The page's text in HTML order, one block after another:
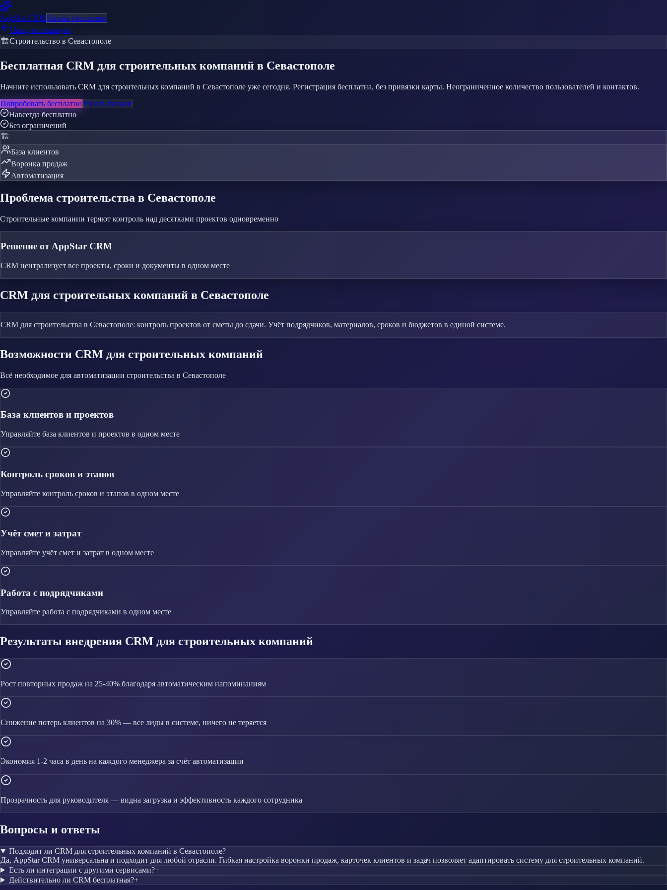
AppStarCRMНачать бесплатно
Назад на главную
🏗️Строительство в Севастополе
Бесплатная CRM для строительных компаний в Севастополе
Начните использовать CRM для строительных компаний в Севастополе уже сегодня. Регистрация бесплатна, без привязки карты. Неограниченное количество пользователей и контактов.
Попробовать бесплатноУзнать больше
Навсегда бесплатно
Без ограничений
🏗️
База клиентов
Воронка продаж
Автоматизация
Проблема строительства в Севастополе
Строительные компании теряют контроль над десятками проектов одновременно
Решение от AppStar CRM
CRM централизует все проекты, сроки и документы в одном месте
CRM для строительных компаний в Севастополе
CRM для строительства в Севастополе: контроль проектов от сметы до сдачи. Учёт подрядчиков, материалов, сроков и бюджетов в единой системе.
Возможности CRM для строительных компаний
Всё необходимое для автоматизации строительства в Севастополе
База клиентов и проектов
Управляйте база клиентов и проектов в одном месте
Контроль сроков и этапов
Управляйте контроль сроков и этапов в одном месте
Учёт смет и затрат
Управляйте учёт смет и затрат в одном месте
Работа с подрядчиками
Управляйте работа с подрядчиками в одном месте
Результаты внедрения CRM для строительных компаний
Рост повторных продаж на 25-40% благодаря автоматическим напоминаниям
Снижение потерь клиентов на 30% — все лиды в системе, ничего не теряется
Экономия 1-2 часа в день на каждого менеджера за счёт автоматизации
Прозрачность для руководителя — видна загрузка и эффективность каждого сотрудника
Вопросы и ответы
Подходит ли CRM для строительных компаний в Севастополе?+
Да, AppStar CRM универсальна и подходит для любой отрасли. Гибкая настройка воронки продаж, карточек клиентов и задач позволяет адаптировать систему для строительных компаний.
Есть ли интеграции с другими сервисами?+
Действительно ли CRM бесплатная?+